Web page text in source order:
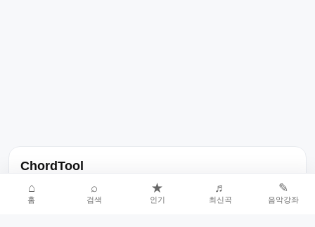
ChordTool
노래 가사, 곡 정보, 코드, 악보를 한곳에서 찾을 수 있는 음악 정보
서비스입니다.
⌂
홈
⌕
검색
★
인기
♬
최신곡
✎
음악강좌